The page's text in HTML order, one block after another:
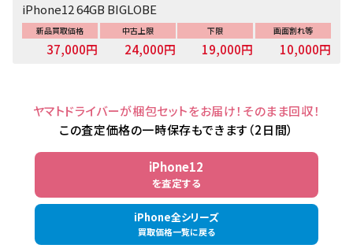
iPhone12 64GB BIGLOBE
新品買取価格
37,000円
中古上限
24,000円
下限
19,000円
画面割れ等
10,000円
ヤマトドライバーが梱包セットをお届け！そのまま回収！
この査定価格の一時保存もできます（2日間）
iPhone12
を査定する
iPhone全シリーズ
買取価格一覧に戻る